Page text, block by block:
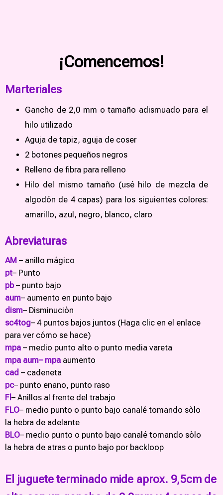
¡Comencemos!
Marteriales
Gancho de 2,0 mm o tamaño adismuado para el
hilo utilizado
Aguja de tapiz, aguja de coser
2 botones pequeños negros
Relleno de fibra para relleno
Hilo del mismo tamaño (usé hilo de mezcla de
algodón de 4 capas) para los siguientes colores:
amarillo, azul, negro, blanco, claro
Abreviaturas
AM – anillo mágico
pt– Punto
pb – punto bajo
aum– aumento en punto bajo
dism– Disminuciòn
sc4tog– 4 puntos bajos juntos (Haga clic en el enlace
para ver cómo se hace)
mpa – medio punto alto o punto media vareta
mpa aum– mpa aumento
cad – cadeneta
pc– punto enano, punto raso
Fl – Anillos al frente del trabajo
FLO– medio punto o punto bajo canalé tomando sòlo
la hebra de adelante
BLO– medio punto o punto bajo canalé tomando sòlo
la hebra de atras o punto bajo por backloop
El juguete terminado mide aprox. 9,5cm de